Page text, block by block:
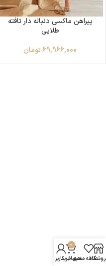
پیراهن ماکسی دنباله دار تافته
طلایی
69,966,000 تومان
علاقه مندی
0
سبد خرید
حساب کاربری من